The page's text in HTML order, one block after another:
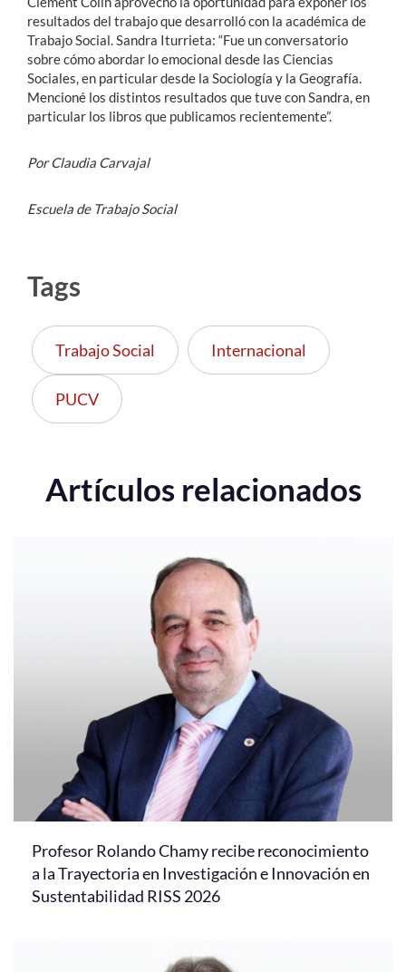
resultados del trabajo que desarrolló con la académica de
Trabajo Social. Sandra Iturrieta: “Fue un conversatorio
sobre cómo abordar lo emocional desde las Ciencias
Sociales, en particular desde la Sociología y la Geografía.
Mencioné los distintos resultados que tuve con Sandra, en
particular los libros que publicamos recientemente”.
Por Claudia Carvajal
Escuela de Trabajo Social
Tags
Trabajo Social Internacional
PUCV
Artículos relacionados
Profesor Rolando Chamy recibe reconocimiento
a la Trayectoria en Investigación e Innovación en
Sustentabilidad RISS 2026